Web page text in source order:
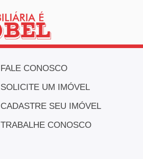
FALE CONOSCO
SOLICITE UM IMÓVEL
CADASTRE SEU IMÓVEL
TRABALHE CONOSCO